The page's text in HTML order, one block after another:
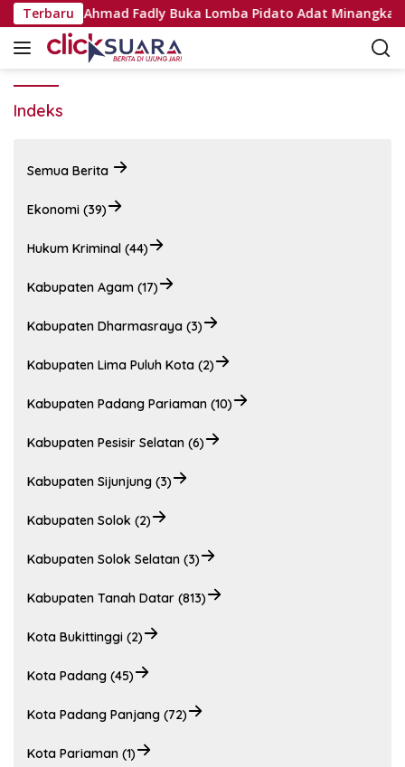
a
Terbaru
Wabup Ahmad Fadly Buka Lomba Pidato Adat
Indeks
Semua Berita
Ekonomi (39)
Hukum Kriminal (44)
Kabupaten Agam (17)
Kabupaten Dharmasraya (3)
Kabupaten Lima Puluh Kota (2)
Kabupaten Padang Pariaman (10)
Kabupaten Pesisir Selatan (6)
Kabupaten Sijunjung (3)
Kabupaten Solok (2)
Kabupaten Solok Selatan (3)
Kabupaten Tanah Datar (813)
Kota Bukittinggi (2)
Kota Padang (45)
Kota Padang Panjang (72)
Kota Pariaman (1)